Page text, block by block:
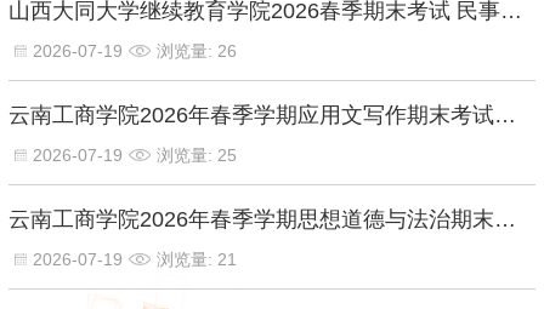
山西大同大学继续教育学院2026春季期末考试 民事诉讼法期末考试【标准答案】
2026-07-19 浏览量: 26
云南工商学院2026年春季学期应用文写作期末考试【标准答案】
2026-07-19 浏览量: 25
云南工商学院2026年春季学期思想道德与法治期末考试【标准答案】
2026-07-19 浏览量: 21